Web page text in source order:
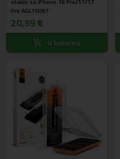
Pro AGL10097
20,99 €
U košaricu